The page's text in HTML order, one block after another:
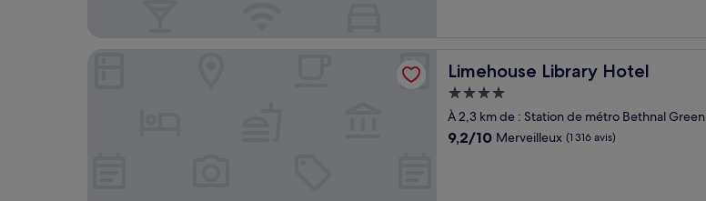
Limehouse Library Hotel
Limehouse Library Hotel
Hébergement
4.0 étoiles
À 2,3 km de : Station de métro Bethnal Green
9.2
9,2/10 Merveilleux (1 316 avis)